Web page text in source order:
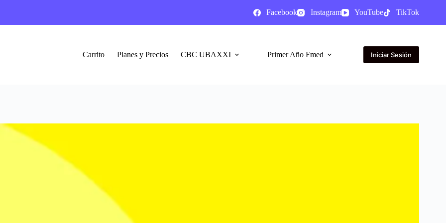
Facebook Instagram YouTube TikTok
Carrito Planes y Precios CBC UBAXXI Primer Año Fmed Iniciar Sesión